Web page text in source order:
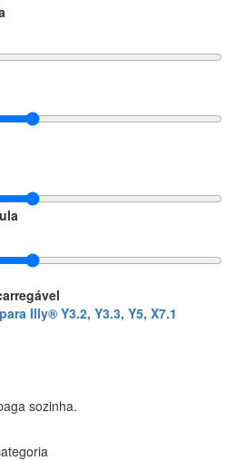
Illy® Y3.2, Y3.3, Y5, X7.1
sozinha.